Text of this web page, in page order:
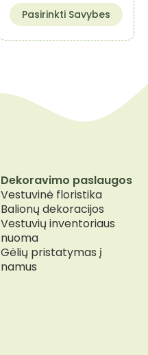
Pasirinkti Savybes
This
product
has
options
product
page
Dekoravimo paslaugos
Vestuvinė floristika
Balionų dekoracijos
Vestuvių inventoriaus
nuoma
Gėlių pristatymas į
namus